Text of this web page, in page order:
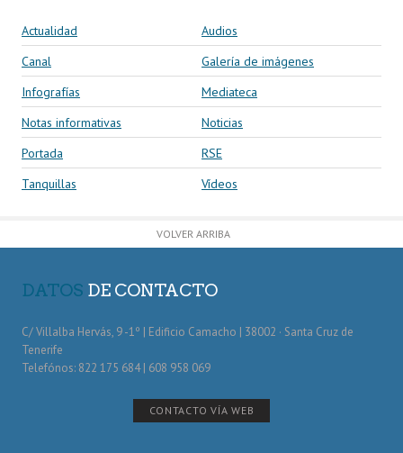
Actualidad
Audios
Canal
Galería de imágenes
Infografías
Mediateca
Notas informativas
Noticias
Portada
RSE
Tanquillas
Vídeos
VOLVER ARRIBA
DATOS DE CONTACTO
C/ Villalba Hervás, 9 -1º | Edificio Camacho | 38002 · Santa Cruz de
Tenerife
Telefónos: 822 175 684 | 608 958 069
CONTACTO VÍA WEB